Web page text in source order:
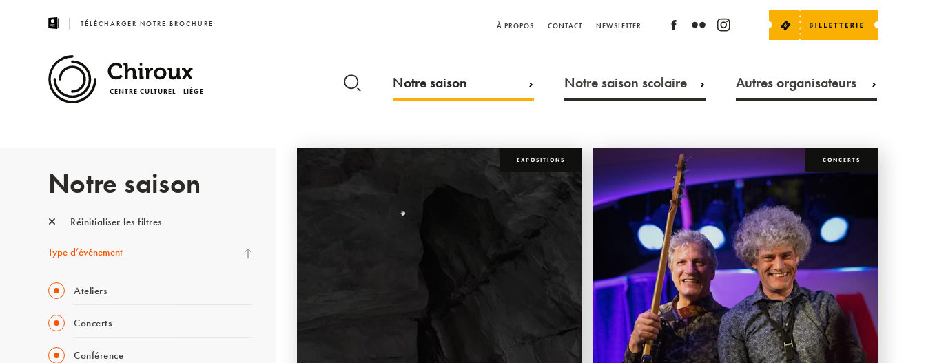
TÉLÉCHARGER NOTRE BROCHURE À PROPOS CONTACT NEWSLETTER
CENTRE CULTUREL - LIÈGE Notre saison Notre saison scolaire Autres organisateurs
Notre saison
Réinitialiser les filtres
Type d’événement
Ateliers
Concerts
Conférence
EXPOSITIONS CONCERTS